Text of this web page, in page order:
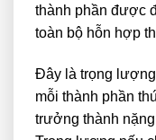
thành phần được
toàn bộ hỗn hợp
Đây là trọng
mỗi thành phần
trưởng thành